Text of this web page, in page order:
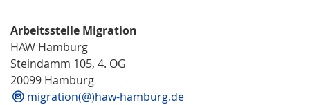
Arbeitsstelle Migration
HAW Hamburg
Steindamm 105, 4. OG
20099 Hamburg
migration(@)haw-hamburg.de